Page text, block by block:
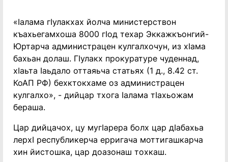
«Ӏалама гӀулакхах йолча министерствон
къахьегамхоша 8000 гӀод техар Эккажкъонгий-
Юртарча администрацен кулгалхочун, из хӀама
бахьан долаш. ГӀулакх прокуратуре чуденнад,
хӀаьта Ӏаьдало оттаяьча статьях (1 д., 8.42 ст.
КоАП РФ) бехктокхаме оз администрацен
кулгалхо», - дийцар тхога Ӏалама тӀахьожам
бераша.
Цар дийцачох, цу мугӀарера болх цар дӀабахьа
лерхӀ республикерча ерригача моттигашкарча
хин йистошка, цар доазонаш тохкаш.